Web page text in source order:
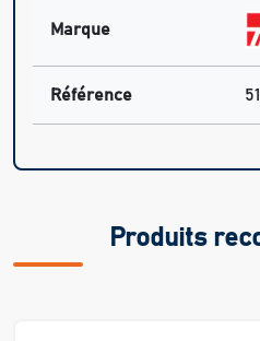
Marque
Référence
Produits